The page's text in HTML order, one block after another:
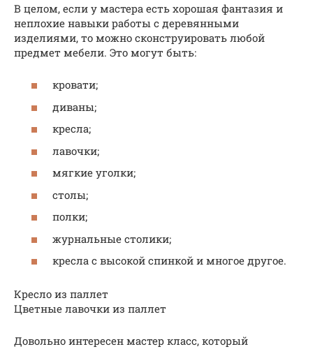
В целом, если у мастера есть хорошая фантазия и
неплохие навыки работы с деревянными
изделиями, то можно сконструировать любой
предмет мебели. Это могут быть:
кровати;
диваны;
кресла;
лавочки;
мягкие уголки;
столы;
полки;
журнальные столики;
кресла с высокой спинкой и многое другое.
Кресло из паллет
Цветные лавочки из паллет
Довольно интересен мастер класс, который